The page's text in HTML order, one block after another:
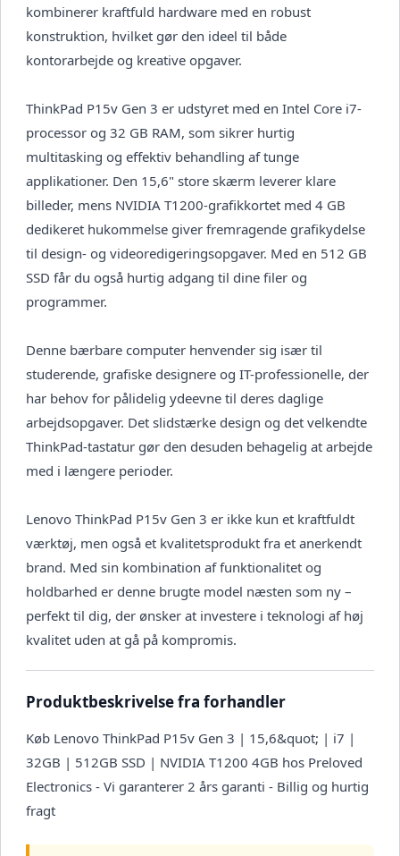
kombinerer kraftfuld hardware med en robust
konstruktion, hvilket gør den ideel til både
kontorarbejde og kreative opgaver.
ThinkPad P15v Gen 3 er udstyret med en Intel Core i7-
processor og 32 GB RAM, som sikrer hurtig
multitasking og effektiv behandling af tunge
applikationer. Den 15,6" store skærm leverer klare
billeder, mens NVIDIA T1200-grafikkortet med 4 GB
dedikeret hukommelse giver fremragende grafikydelse
til design- og videoredigeringsopgaver. Med en 512 GB
SSD får du også hurtig adgang til dine filer og
programmer.
Denne bærbare computer henvender sig især til
studerende, grafiske designere og IT-professionelle, der
har behov for pålidelig ydeevne til deres daglige
arbejdsopgaver. Det slidstærke design og det velkendte
ThinkPad-tastatur gør den desuden behagelig at arbejde
med i længere perioder.
Lenovo ThinkPad P15v Gen 3 er ikke kun et kraftfuldt
værktøj, men også et kvalitetsprodukt fra et anerkendt
brand. Med sin kombination af funktionalitet og
holdbarhed er denne brugte model næsten som ny –
perfekt til dig, der ønsker at investere i teknologi af høj
kvalitet uden at gå på kompromis.
Produktbeskrivelse fra forhandler
Køb Lenovo ThinkPad P15v Gen 3 | 15,6&quot; | i7 |
32GB | 512GB SSD | NVIDIA T1200 4GB hos Preloved
Electronics - Vi garanterer 2 års garanti - Billig og hurtig
fragt